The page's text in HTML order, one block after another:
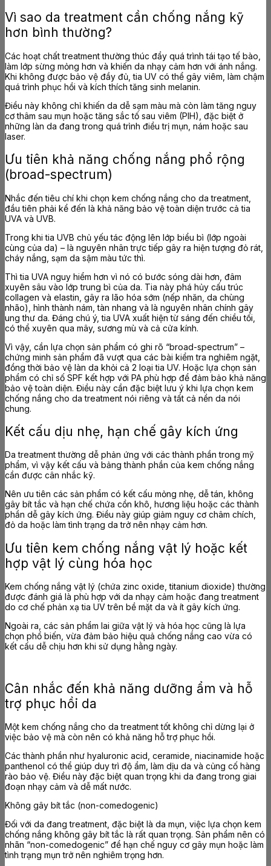
Vì sao da treatment cần chống nắng kỹ
hơn bình thường?
Các hoạt chất treatment thường thúc đẩy quá trình tái tạo tế bào,
làm lớp sừng mỏng hơn và khiến da nhạy cảm hơn với ánh nắng.
Khi không được bảo vệ đầy đủ, tia UV có thể gây viêm, làm chậm
quá trình phục hồi và kích thích tăng sinh melanin.
Điều này không chỉ khiến da dễ sạm màu mà còn làm tăng nguy
cơ thâm sau mụn hoặc tăng sắc tố sau viêm (PIH), đặc biệt ở
những làn da đang trong quá trình điều trị mụn, nám hoặc sau
laser.
Ưu tiên khả năng chống nắng phổ rộng
(broad-spectrum)
Nhắc đến tiêu chí khi chọn kem chống nắng cho da treatment,
đầu tiên phải kể đến là khả năng bảo vệ toàn diện trước cả tia
UVA và UVB.
Trong khi tia UVB chủ yếu tác động lên lớp biểu bì (lớp ngoài
cùng của da) – là nguyên nhân trực tiếp gây ra hiện tượng đỏ rát,
cháy nắng, sạm da sậm màu tức thì.
Thì tia UVA nguy hiểm hơn vì nó có bước sóng dài hơn, đâm
xuyên sâu vào lớp trung bì của da. Tia này phá hủy cấu trúc
collagen và elastin, gây ra lão hóa sớm (nếp nhăn, da chùng
nhão), hình thành nám, tàn nhang và là nguyên nhân chính gây
ung thư da. Đáng chú ý, tia UVA xuất hiện từ sáng đến chiều tối,
có thể xuyên qua mây, sương mù và cả cửa kính.
Vì vậy, cần lựa chọn sản phẩm có ghi rõ “broad-spectrum” –
chứng minh sản phẩm đã vượt qua các bài kiểm tra nghiêm ngặt,
đồng thời bảo vệ làn da khỏi cả 2 loại tia UV. Hoặc lựa chọn sản
phẩm có chỉ số SPF kết hợp với PA phù hợp để đảm bảo khả năng
bảo vệ toàn diện. Điều này cần đặc biệt lưu ý khi lựa chọn kem
chống nắng cho da treatment nói riêng và tất cả nền da nói
chung.
Kết cấu dịu nhẹ, hạn chế gây kích ứng
Da treatment thường dễ phản ứng với các thành phần trong mỹ
phẩm, vì vậy kết cấu và bảng thành phần của kem chống nắng
cần được cân nhắc kỹ.
Nên ưu tiên các sản phẩm có kết cấu mỏng nhẹ, dễ tán, không
gây bít tắc và hạn chế chứa cồn khô, hương liệu hoặc các thành
phần dễ gây kích ứng. Điều này giúp giảm nguy cơ châm chích,
đỏ da hoặc làm tình trạng da trở nên nhạy cảm hơn.
Ưu tiên kem chống nắng vật lý hoặc kết
hợp vật lý cùng hóa học
Kem chống nắng vật lý (chứa zinc oxide, titanium dioxide) thường
được đánh giá là phù hợp với da nhạy cảm hoặc đang treatment
do cơ chế phản xạ tia UV trên bề mặt da và ít gây kích ứng.
Ngoài ra, các sản phẩm lai giữa vật lý và hóa học cũng là lựa
chọn phổ biến, vừa đảm bảo hiệu quả chống nắng cao vừa có
kết cấu dễ chịu hơn khi sử dụng hằng ngày.
Cân nhắc đến khả năng dưỡng ẩm và hỗ
trợ phục hồi da
Một kem chống nắng cho da treatment tốt không chỉ dừng lại ở
việc bảo vệ mà còn nên có khả năng hỗ trợ phục hồi.
Các thành phần như hyaluronic acid, ceramide, niacinamide hoặc
panthenol có thể giúp duy trì độ ẩm, làm dịu da và củng cố hàng
rào bảo vệ. Điều này đặc biệt quan trọng khi da đang trong giai
đoạn nhạy cảm và dễ mất nước.
Không gây bít tắc (non-comedogenic)
Đối với da đang treatment, đặc biệt là da mụn, việc lựa chọn kem
chống nắng không gây bít tắc là rất quan trọng. Sản phẩm nên có
nhãn “non-comedogenic” để hạn chế nguy cơ gây mụn hoặc làm
tình trạng mụn trở nên nghiêm trọng hơn.